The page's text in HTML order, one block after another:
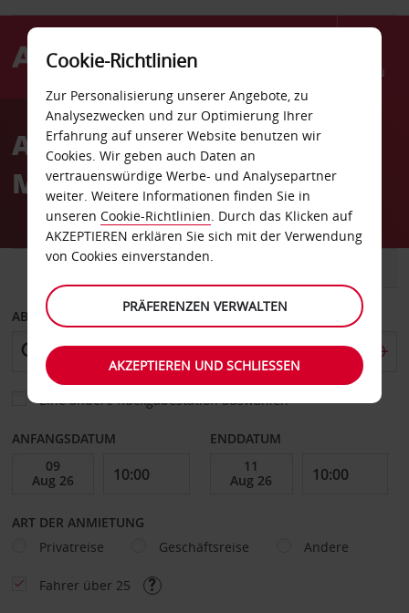
Menü
AvisAutovermietung
Maidenhead
ABHOLEN VON
Eine andere Rückgabestation auswählen
ANFANGSDATUM ENDDATUM
ART DER ANMIETUNG
Privatreise
Geschäftsreise Andere
Fahrer über 25
Cookie-Richtlinien
Zur Personalisierung unserer Angebote, zu
Analysezwecken und zur Optimierung Ihrer
Erfahrung auf unserer Website benutzen wir
Cookies. Wir geben auch Daten an
vertrauenswürdige Werbe- und Analysepartner
weiter. Weitere Informationen finden Sie in
unseren Cookie-Richtlinien. Durch das Klicken auf
AKZEPTIEREN erklären Sie sich mit der Verwendung
von Cookies einverstanden.
PRÄFERENZEN VERWALTEN
AKZEPTIEREN UND SCHLIESSEN